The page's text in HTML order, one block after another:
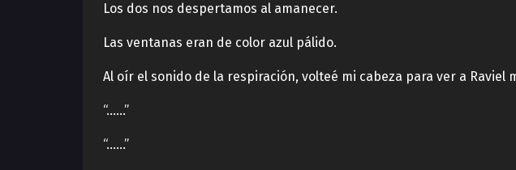
Los dos nos despertamos al amanecer.
Las ventanas eran de color azul pálido.
Al oír el sonido de la respiración, volteé mi cabeza para ver a Raviel
“……”
“……”